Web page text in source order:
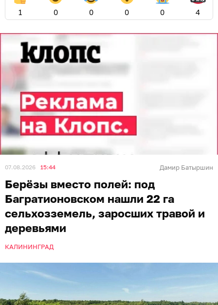
1 0 0 0 0 4
07.08.2026 15:44 Дамир Батыршин
Берёзы вместо полей: под
Багратионовском нашли 22 га
сельхозземель, заросших травой и
деревьями
КАЛИНИНГРАД